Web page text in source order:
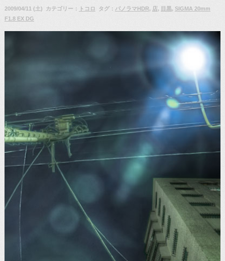
2009/04/11 (土) カテゴリー： トコロ タグ： パノラマHDR, 店, 目黒, SIGMA 20mm
F1.8 EX DG